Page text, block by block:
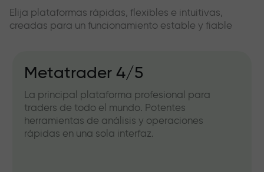
Elija plataformas rápidas, flexibles e intuitivas,
creadas para un funcionamiento estable y fiable
Metatrader 4/5
La principal plataforma profesional para
traders de todo el mundo. Potentes
herramientas de análisis y operaciones
rápidas en una sola interfaz.